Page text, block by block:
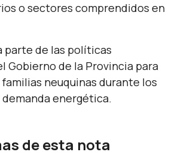
o sectores comprendidos en
parte de las políticas
Gobierno de la Provincia para
neuquinas durante los
demanda energética.
de esta nota